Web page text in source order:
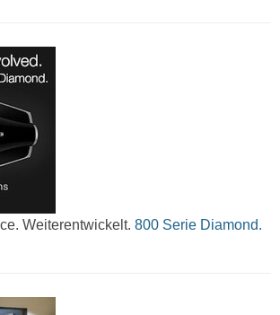
Weiterentwickelt. 800 Serie Diamond.